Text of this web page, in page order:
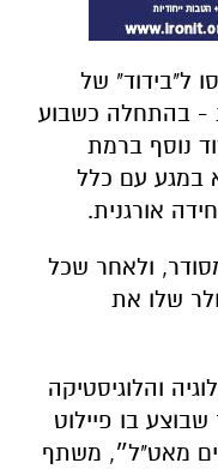
ל"בידוד" של
- בהתחלה כשבוע
נוסף ברמת
במגע עם כלל
אורגנית.
ולאחר שכל
שלו את
והלוגיסטיקה
בו פיילוט
כ-1,200 משרתים מאט"ל״, משתף